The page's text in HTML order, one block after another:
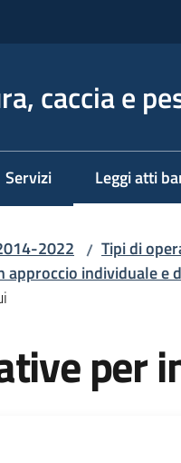
caccia e
Servizi Leggi atti
Menu
2022 / Tipi di
individuale e
per